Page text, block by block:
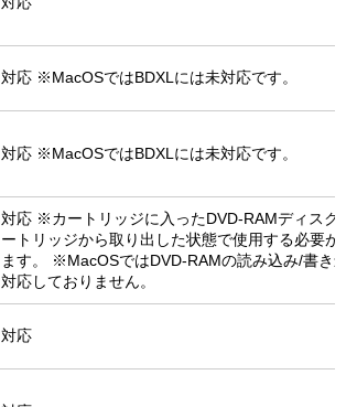
対応 ※MacOSではBDXLには未対応です。
対応 ※MacOSではBDXLには未対応です。
対応 ※カートリッジに入ったDVD-RAMディスク
ートリッジから取り出した状態で使用する必要が
ます。 ※MacOSではDVD-RAMの読み込み/書き
対応しておりません。
対応